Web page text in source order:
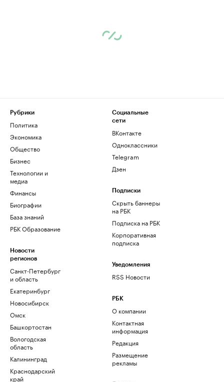
Рубрики
Политика
Экономика
Общество
Бизнес
Технологии и
медиа
Финансы
Биографии
База знаний
РБК Образование
Новости
регионов
Санкт-Петербург
и область
Екатеринбург
Новосибирск
Омск
Башкортостан
Вологодская
область
Калининград
Краснодарский
край
Социальные
сети
ВКонтакте
Одноклассники
Telegram
Дзен
Подписки
Скрыть баннеры
на РБК
Подписка на РБК
Корпоративная
подписка
Уведомления
RSS Новости
РБК
О компании
Контактная
информация
Редакция
Размещение
рекламы